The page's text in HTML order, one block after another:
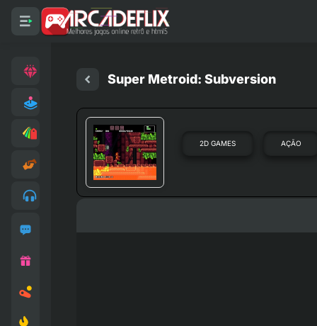
Super Metroid: Subversion
2D GAMES AÇÃO